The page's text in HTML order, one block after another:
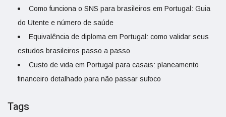
Como funciona o SNS para brasileiros em Portugal: Guia
do Utente e número de saúde
Equivalência de diploma em Portugal: como validar seus
estudos brasileiros passo a passo
Custo de vida em Portugal para casais: planeamento
financeiro detalhado para não passar sufoco
Tags